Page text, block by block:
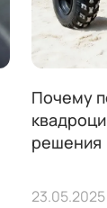
Почему
решения
23.05.2025